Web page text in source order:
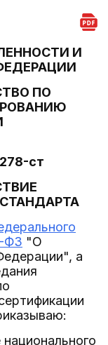
И
ПО
ст
ФЗ "О
а